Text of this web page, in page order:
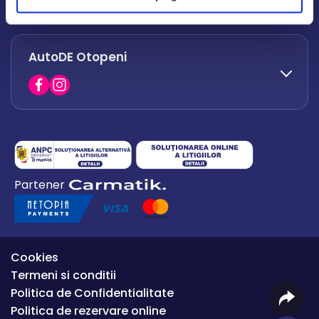
office.afumati@autode.ro
0730 063 852
0730 063 851
AutoDE Otopeni
0754 649 360
office.premium@autode.ro
Partener
Cookies
Termeni si conditii
Politica de Confidentialitate
Politica de rezervare online